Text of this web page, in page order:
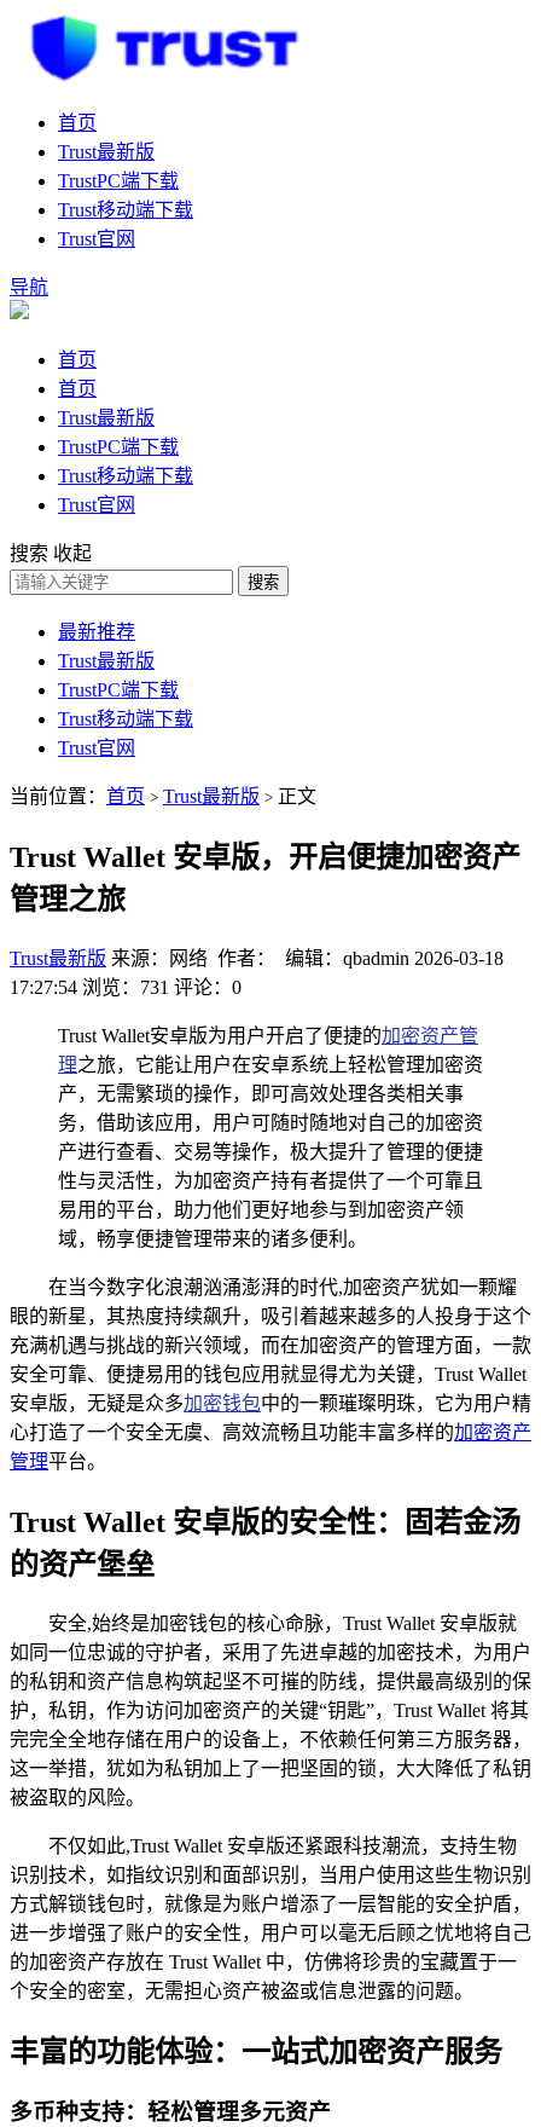
首页
Trust最新版
TrustPC端下载
Trust移动端下载
Trust官网
导航
首页
首页
Trust最新版
TrustPC端下载
Trust移动端下载
Trust官网
搜索 收起
搜索
最新推荐
Trust最新版
TrustPC端下载
Trust移动端下载
Trust官网
当前位置： 首页 > Trust最新版 > 正文
Trust Wallet 安卓版，开启便捷加密资产
管理之旅
Trust最新版 来源：网络 作者： 编辑：qbadmin 2026-03-18
17:27:54 浏览：731 评论：0
Trust Wallet安卓版为用户开启了便捷的加密资产管
理之旅，它能让用户在安卓系统上轻松管理加密资
产，无需繁琐的操作，即可高效处理各类相关事
务，借助该应用，用户可随时随地对自己的加密资
产进行查看、交易等操作，极大提升了管理的便捷
性与灵活性，为加密资产持有者提供了一个可靠且
易用的平台，助力他们更好地参与到加密资产领
域，畅享便捷管理带来的诸多便利。
在当今数字化浪潮汹涌澎湃的时代,加密资产犹如一颗耀
眼的新星，其热度持续飙升，吸引着越来越多的人投身于这个
充满机遇与挑战的新兴领域，而在加密资产的管理方面，一款
安全可靠、便捷易用的钱包应用就显得尤为关键，Trust Wallet
安卓版，无疑是众多加密钱包中的一颗璀璨明珠，它为用户精
心打造了一个安全无虞、高效流畅且功能丰富多样的加密资产
管理平台。
Trust Wallet 安卓版的安全性：固若金汤
的资产堡垒
安全,始终是加密钱包的核心命脉，Trust Wallet 安卓版就
如同一位忠诚的守护者，采用了先进卓越的加密技术，为用户
的私钥和资产信息构筑起坚不可摧的防线，提供最高级别的保
护，私钥，作为访问加密资产的关键“钥匙”，Trust Wallet 将其
完完全全地存储在用户的设备上，不依赖任何第三方服务器，
这一举措，犹如为私钥加上了一把坚固的锁，大大降低了私钥
被盗取的风险。
不仅如此,Trust Wallet 安卓版还紧跟科技潮流，支持生物
识别技术，如指纹识别和面部识别，当用户使用这些生物识别
方式解锁钱包时，就像是为账户增添了一层智能的安全护盾，
进一步增强了账户的安全性，用户可以毫无后顾之忧地将自己
的加密资产存放在 Trust Wallet 中，仿佛将珍贵的宝藏置于一
个安全的密室，无需担心资产被盗或信息泄露的问题。
丰富的功能体验：一站式加密资产服务
多币种支持：轻松管理多元资产